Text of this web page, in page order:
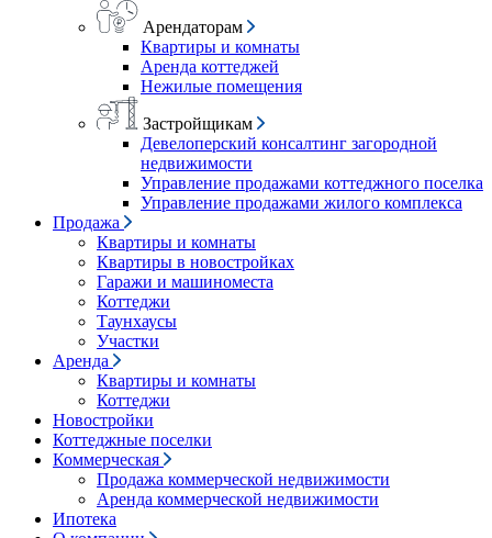
Арендаторам
Квартиры и комнаты
Аренда коттеджей
Нежилые помещения
Застройщикам
Девелоперский консалтинг загородной
недвижимости
Управление продажами коттеджного поселка
Управление продажами жилого комплекса
Продажа
Квартиры и комнаты
Квартиры в новостройках
Гаражи и машиноместа
Коттеджи
Таунхаусы
Участки
Аренда
Квартиры и комнаты
Коттеджи
Новостройки
Коттеджные поселки
Коммерческая
Продажа коммерческой недвижимости
Аренда коммерческой недвижимости
Ипотека